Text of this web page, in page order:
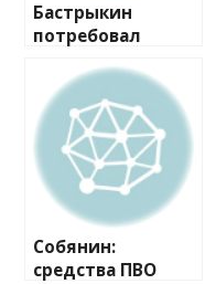
Бастрыкин
потребовал
40 мужчин в
подмосковном
Подольске
Собянин:
средства ПВО